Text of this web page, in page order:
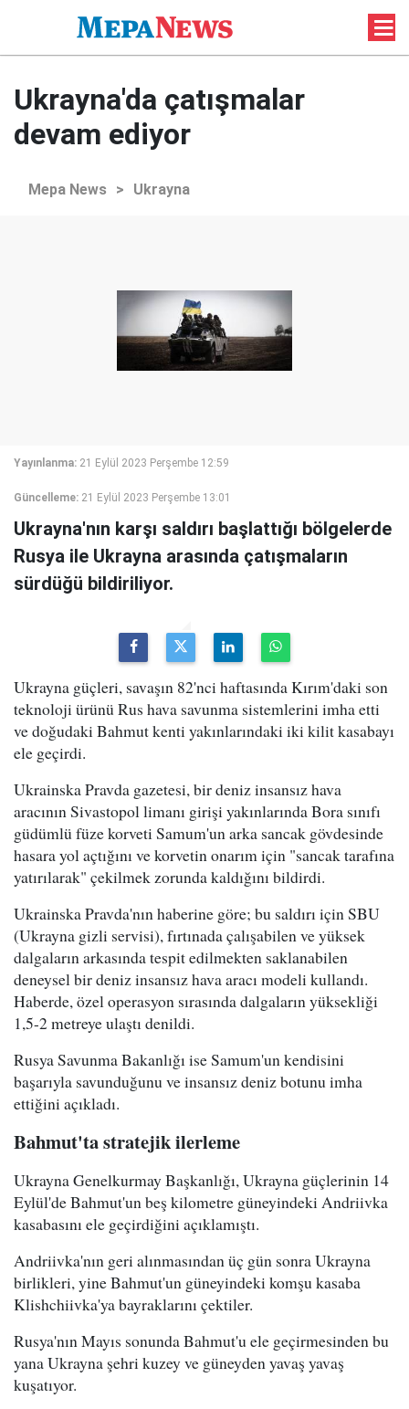
Ukrayna'da çatışmalar
devam ediyor
Mepa News > Ukrayna
Yayınlanma: 21 Eylül 2023 Perşembe 12:59
Güncelleme: 21 Eylül 2023 Perşembe 13:01
Ukrayna'nın karşı saldırı başlattığı bölgelerde
Rusya ile Ukrayna arasında çatışmaların
sürdüğü bildiriliyor.
Ukrayna güçleri, savaşın 82'nci haftasında Kırım'daki son
teknoloji ürünü Rus hava savunma sistemlerini imha etti
ve doğudaki Bahmut kenti yakınlarındaki iki kilit kasabayı
ele geçirdi.
Ukrainska Pravda gazetesi, bir deniz insansız hava
aracının Sivastopol limanı girişi yakınlarında Bora sınıfı
güdümlü füze korveti Samum'un arka sancak gövdesinde
hasara yol açtığını ve korvetin onarım için "sancak tarafına
yatırılarak" çekilmek zorunda kaldığını bildirdi.
Ukrainska Pravda'nın haberine göre; bu saldırı için SBU
(Ukrayna gizli servisi), fırtınada çalışabilen ve yüksek
dalgaların arkasında tespit edilmekten saklanabilen
deneysel bir deniz insansız hava aracı modeli kullandı.
Haberde, özel operasyon sırasında dalgaların yüksekliği
1,5-2 metreye ulaştı denildi.
Rusya Savunma Bakanlığı ise Samum'un kendisini
başarıyla savunduğunu ve insansız deniz botunu imha
ettiğini açıkladı.
Bahmut'ta stratejik ilerleme
Ukrayna Genelkurmay Başkanlığı, Ukrayna güçlerinin 14
Eylül'de Bahmut'un beş kilometre güneyindeki Andriivka
kasabasını ele geçirdiğini açıklamıştı.
Andriivka'nın geri alınmasından üç gün sonra Ukrayna
birlikleri, yine Bahmut'un güneyindeki komşu kasaba
Klishchiivka'ya bayraklarını çektiler.
Rusya'nın Mayıs sonunda Bahmut'u ele geçirmesinden bu
yana Ukrayna şehri kuzey ve güneyden yavaş yavaş
kuşatıyor.